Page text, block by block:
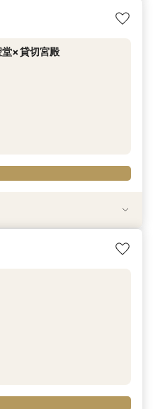
一希望の方へ／クラシカ
心フェア【20名様×93万
万円優待×5万円相当豪華
の方にもおすすめ！┃当日
カル大聖堂×豪華おもて
堂×貸切宮殿
円～！絶品無料コース試